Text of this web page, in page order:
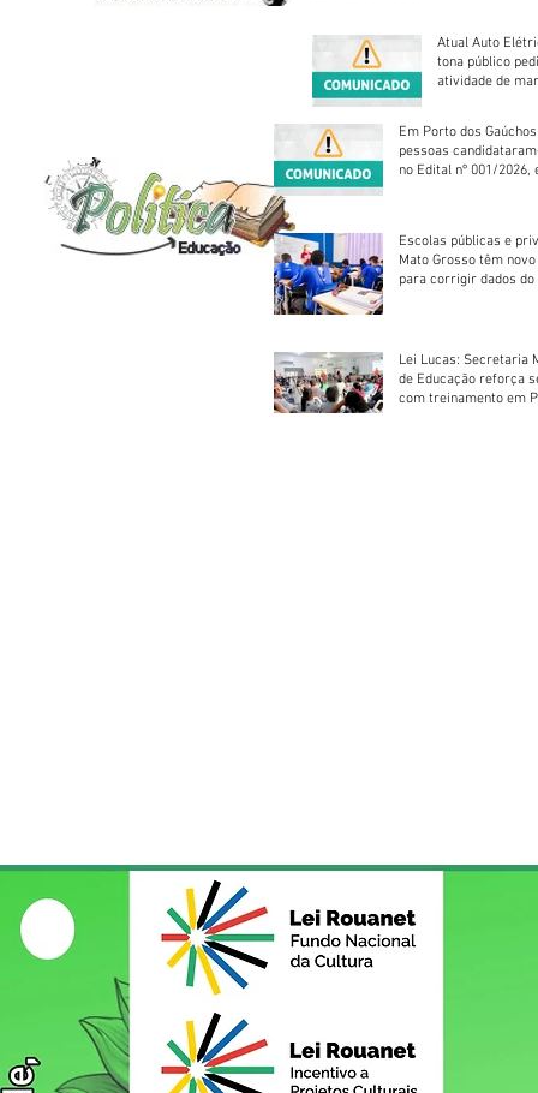
Atual Auto
tona público
atividade de
Em Porto dos
pessoas
no Edital nº 001/2026,
Escolas públicas e
Mato Grosso têm
para corrigir dados do
Lei Lucas: Secretaria
de Educação reforça
com treinamento em